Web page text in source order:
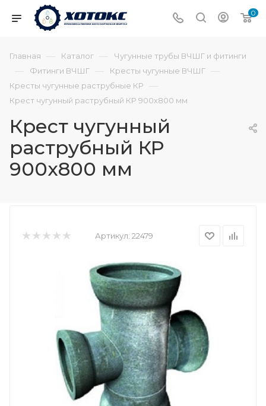
0
Главная — Каталог — Чугунные трубы ВЧШГ и фитинги
— Фитинги ВЧШГ — Кресты чугунные ВЧШГ —
Кресты чугунные раструбные КР —
Крест чугунный раструбный КР 900х800 мм
Крест чугунный
раструбный КР
900х800 мм
Артикул: 22479